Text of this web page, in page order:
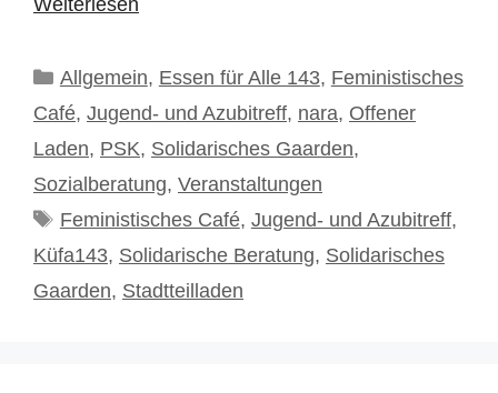
Weiterlesen
Kategorien
Allgemein, Essen für Alle 143, Feministisches
Café, Jugend- und Azubitreff, nara, Offener
Laden, PSK, Solidarisches Gaarden,
Sozialberatung, Veranstaltungen
Schlagwörter
Feministisches Café, Jugend- und Azubitreff,
Küfa143, Solidarische Beratung, Solidarisches
Gaarden, Stadtteilladen